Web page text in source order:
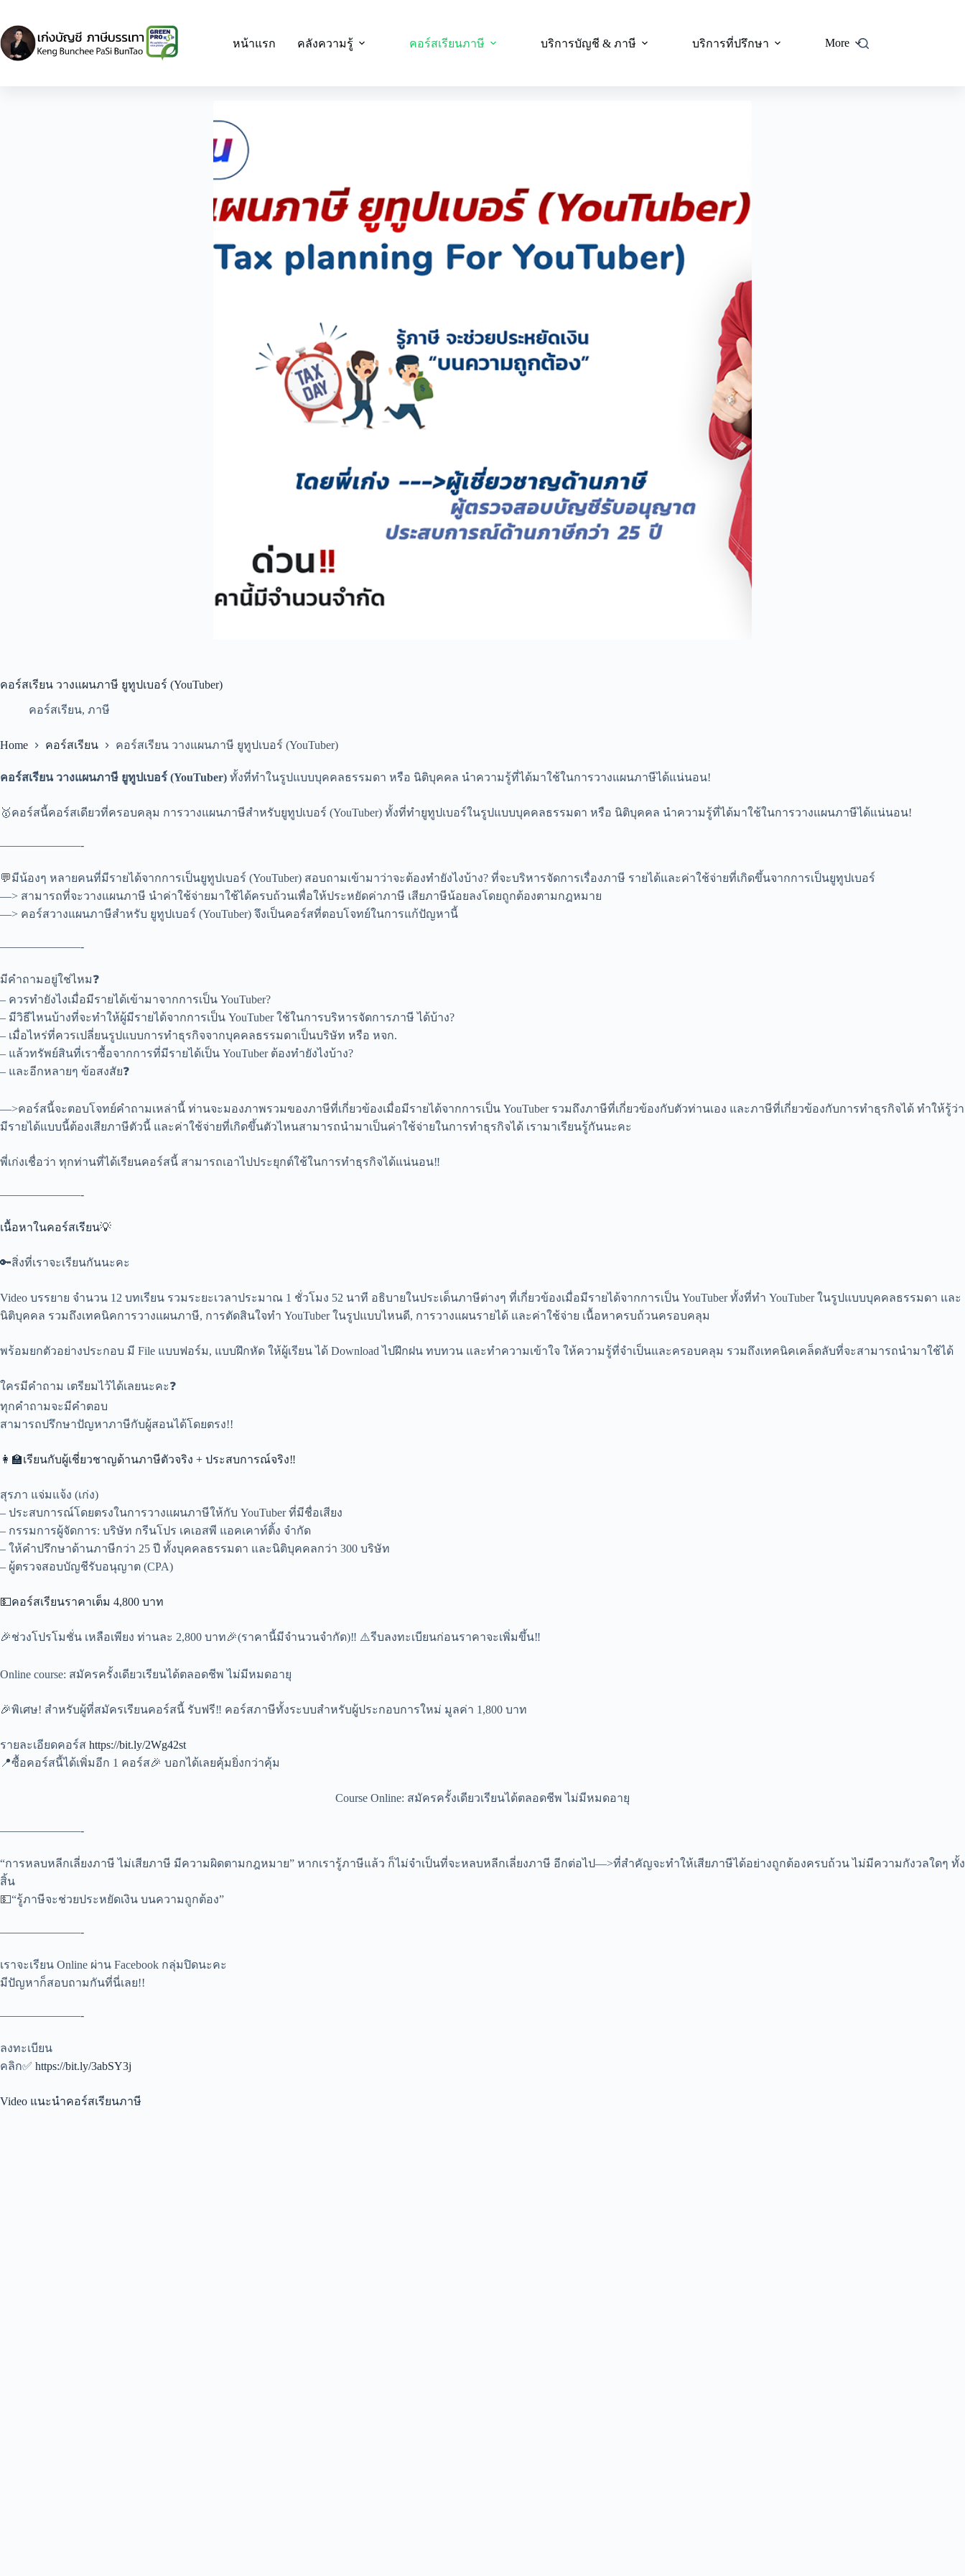
content
หน้าแรก
คลังความรู้ คอร์สเรียนภาษี บริการบัญชี & ภาษี บริการที่ปรึกษา More
คอร์สเรียน วางแผนภาษี ยูทูปเบอร์ (YouTuber)
คอร์สเรียน, ภาษี
Home คอร์สเรียน คอร์สเรียน วางแผนภาษี ยูทูปเบอร์ (YouTuber)
คอร์สเรียน วางแผนภาษี ยูทูปเบอร์ (YouTuber) ทั้งที่ทำในรูปแบบบุคคลธรรมดา หรือ นิติบุคคล นำความรู้ที่ได้มาใช้ในการวางแผนภาษีได้แน่นอน!
🥇คอร์สนี้คอร์สเดียวที่ครอบคลุม การวางแผนภาษีสำหรับยูทูปเบอร์ (YouTuber) ทั้งที่ทำยูทูปเบอร์ในรูปแบบบุคคลธรรมดา หรือ นิติบุคคล นำความรู้ที่ได้มาใช้ในการวางแผนภาษีได้แน่นอน!
———————-
💬มีน้องๆ หลายคนที่มีรายได้จากการเป็นยูทูปเบอร์ (YouTuber) สอบถามเข้ามาว่าจะต้องทำยังไงบ้าง? ที่จะบริหารจัดการเรื่องภาษี รายได้และค่าใช้จ่ายที่เกิดขึ้นจากการเป็นยูทูปเบอร์
—> สามารถที่จะวางแผนภาษี นำค่าใช้จ่ายมาใช้ได้ครบถ้วนเพื่อให้ประหยัดค่าภาษี เสียภาษีน้อยลงโดยถูกต้องตามกฎหมาย
—> คอร์สวางแผนภาษีสำหรับ ยูทูปเบอร์ (YouTuber) จึงเป็นคอร์สที่ตอบโจทย์ในการแก้ปัญหานี้
———————-
มีคำถามอยู่ใช่ไหม❓
– ควรทำยังไงเมื่อมีรายได้เข้ามาจากการเป็น YouTuber?
– มีวิธีไหนบ้างที่จะทำให้ผู้มีรายได้จากการเป็น YouTuber ใช้ในการบริหารจัดการภาษี ได้บ้าง?
– เมื่อไหร่ที่ควรเปลี่ยนรูปแบบการทำธุรกิจจากบุคคลธรรมดาเป็นบริษัท หรือ หจก.
– แล้วทรัพย์สินที่เราซื้อจากการที่มีรายได้เป็น YouTuber ต้องทำยังไงบ้าง?
– และอีกหลายๆ ข้อสงสัย❓
—>คอร์สนี้จะตอบโจทย์คำถามเหล่านี้ ท่านจะมองภาพรวมของภาษีที่เกี่ยวข้องเมื่อมีรายได้จากการเป็น YouTuber รวมถึงภาษีที่เกี่ยวข้องกับตัวท่านเอง และภาษีที่เกี่ยวข้องกับการทำธุรกิจได้ ทำให้รู้ว่า
มีรายได้แบบนี้ต้องเสียภาษีตัวนี้ และค่าใช้จ่ายที่เกิดขึ้นตัวไหนสามารถนำมาเป็นค่าใช้จ่ายในการทำธุรกิจได้ เรามาเรียนรู้กันนะคะ
พี่เก่งเชื่อว่า ทุกท่านที่ได้เรียนคอร์สนี้ สามารถเอาไปประยุกต์ใช้ในการทำธุรกิจได้แน่นอน‼
———————-
เนื้อหาในคอร์สเรียน💡
🔑สิ่งที่เราจะเรียนกันนะคะ
Video บรรยาย จำนวน 12 บทเรียน รวมระยะเวลาประมาณ 1 ชั่วโมง 52 นาที อธิบายในประเด็นภาษีต่างๆ ที่เกี่ยวข้องเมื่อมีรายได้จากการเป็น YouTuber ทั้งที่ทำ YouTuber ในรูปแบบบุคคลธรรมดา และ
นิติบุคคล รวมถึงเทคนิคการวางแผนภาษี, การตัดสินใจทำ YouTuber ในรูปแบบไหนดี, การวางแผนรายได้ และค่าใช้จ่าย เนื้อหาครบถ้วนครอบคลุม
พร้อมยกตัวอย่างประกอบ มี File แบบฟอร์ม, แบบฝึกหัด ให้ผู้เรียน ได้ Download ไปฝึกฝน ทบทวน และทำความเข้าใจ ให้ความรู้ที่จำเป็นและครอบคลุม รวมถึงเทคนิคเคล็ดลับที่จะสามารถนำมาใช้ได้
ใครมีคำถาม เตรียมไว้ได้เลยนะคะ❓
ทุกคำถามจะมีคำตอบ
สามารถปรึกษาปัญหาภาษีกับผู้สอนได้โดยตรง!!
👩‍🏫เรียนกับผู้เชี่ยวชาญด้านภาษีตัวจริง + ประสบการณ์จริง‼
สุรภา แจ่มแจ้ง (เก่ง)
– ประสบการณ์โดยตรงในการวางแผนภาษีให้กับ YouTuber ที่มีชื่อเสียง
– กรรมการผู้จัดการ: บริษัท กรีนโปร เคเอสพี แอคเคาท์ติ้ง จำกัด
– ให้คำปรึกษาด้านภาษีกว่า 25 ปี ทั้งบุคคลธรรมดา และนิติบุคคลกว่า 300 บริษัท
– ผู้ตรวจสอบบัญชีรับอนุญาต (CPA)
💵คอร์สเรียนราคาเต็ม 4,800 บาท
🎉ช่วงโปรโมชั่น เหลือเพียง ท่านละ 2,800 บาท🎉(ราคานี้มีจำนวนจำกัด)‼ ⚠️รีบลงทะเบียนก่อนราคาจะเพิ่มขึ้น‼
Online course: สมัครครั้งเดียวเรียนได้ตลอดชีพ ไม่มีหมดอายุ
🎉พิเศษ! สำหรับผู้ที่สมัครเรียนคอร์สนี้ รับฟรี‼ คอร์สภาษีทั้งระบบสำหรับผู้ประกอบการใหม่ มูลค่า 1,800 บาท
รายละเอียดคอร์ส https://bit.ly/2Wg42st
📍ซื้อคอร์สนี้ได้เพิ่มอีก 1 คอร์ส🎉 บอกได้เลยคุ้มยิ่งกว่าคุ้ม
Course Online: สมัครครั้งเดียวเรียนได้ตลอดชีพ ไม่มีหมดอายุ
———————-
“การหลบหลีกเลี่ยงภาษี ไม่เสียภาษี มีความผิดตามกฎหมาย” หากเรารู้ภาษีแล้ว ก็ไม่จำเป็นที่จะหลบหลีกเลี่ยงภาษี อีกต่อไป—>ที่สำคัญจะทำให้เสียภาษีได้อย่างถูกต้องครบถ้วน ไม่มีความกังวลใดๆ ทั้ง
สิ้น
💵“รู้ภาษีจะช่วยประหยัดเงิน บนความถูกต้อง”
———————-
เราจะเรียน Online ผ่าน Facebook กลุ่มปิดนะคะ
มีปัญหาก็สอบถามกันที่นี่เลย!!
———————-
ลงทะเบียน
คลิก✅ https://bit.ly/3abSY3j
Video แนะนำคอร์สเรียนภาษี